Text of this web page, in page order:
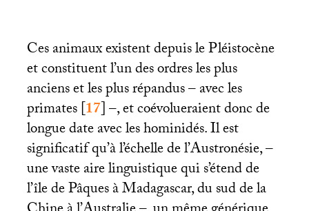
Ces animaux existent depuis le Pléistocène
et constituent l’un des ordres les plus
anciens et les plus répandus – avec les
primates[17]–, et coévolueraient donc de
longue date avec les hominidés. Il est
significatif qu’à l’échelle de l’Austronésie, –
une vaste aire linguistique qui s’étend de
l’île de Pâques à Madagascar, du sud de la